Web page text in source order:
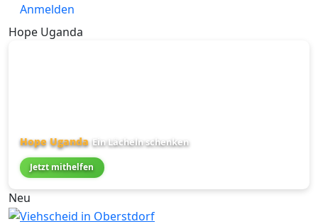
Anmelden
Hope Uganda
Hope Uganda Ein Lächeln schenken
Jetzt mithelfen
Neu